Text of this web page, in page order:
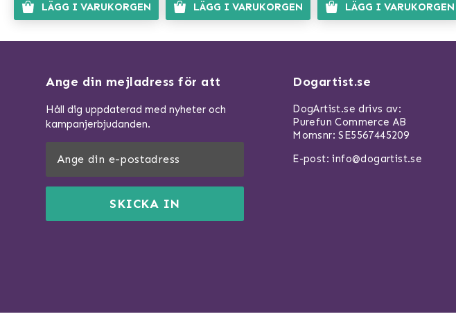
LÄGG I VARUKORGEN LÄGG I VARUKORGEN LÄGG I VARUKORGEN
Ange din mejladress för att
Håll dig uppdaterad med nyheter och
kampanjerbjudanden.
SKICKA IN
Dogartist.se
DogArtist.se drivs av:
Purefun Commerce AB
Momsnr: SE5567445209
E-post:info@dogartist.se